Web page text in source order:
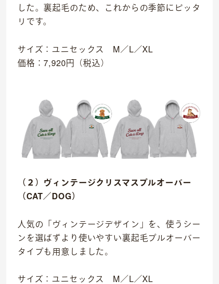
M&Aについて
ニュース
お問い合わせ
した。裏起毛のため、これからの季節にピッタ
リです。
サイズ：ユニセックス M／L／XL
価格：7,920円（税込）
（２）ヴィンテージクリスマスプルオーバー
（CAT／DOG）
人気の「ヴィンテージデザイン」を、使うシー
ンを選ばずより使いやすい裏起毛プルオーバー
タイプも用意しました。
サイズ：ユニセックス M／L／XL